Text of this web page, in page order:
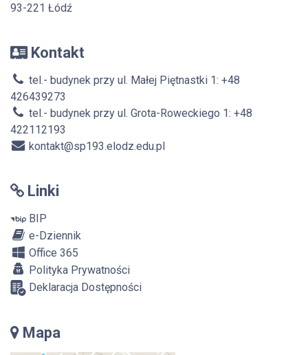
93-221 Łódź
Kontakt
tel.- budynek przy ul. Małej Piętnastki 1: +48
426439273
tel.- budynek przy ul. Grota-Roweckiego 1: +48
422112193
kontakt@sp193.elodz.edu.pl
Linki
BIP
e-Dziennik
Office 365
Polityka Prywatności
Deklaracja Dostępności
Mapa